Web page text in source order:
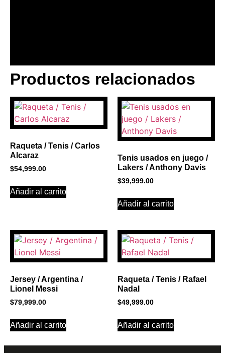
BANNER CON
PROMOCIONES 1
Click Here
Productos relacionados
Raqueta / Tenis / Carlos
Alcaraz
$54,999.00
Añadir al carrito
Tenis usados en juego /
Lakers / Anthony Davis
$39,999.00
Añadir al carrito
Jersey / Argentina /
Lionel Messi
$79,999.00
Añadir al carrito
Raqueta / Tenis / Rafael
Nadal
$49,999.00
Añadir al carrito